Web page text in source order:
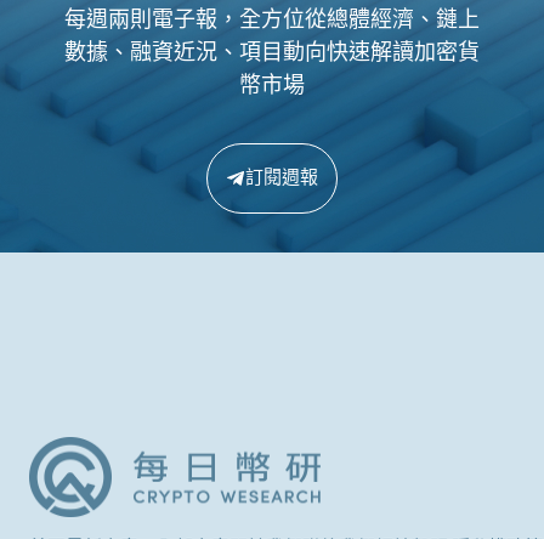
每週兩則電子報，全方位從總體經濟、鏈上
數據、融資近況、項目動向快速解讀加密貨
幣市場
訂閱週報